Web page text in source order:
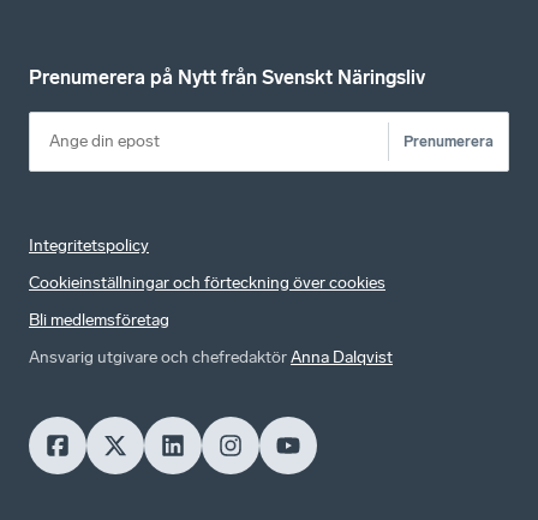
Prenumerera på Nytt från Svenskt Näringsliv
Prenumerera
Integritetspolicy
Cookieinställningar och förteckning över cookies
Bli medlemsföretag
Ansvarig utgivare och chefredaktörAnna Dalqvist